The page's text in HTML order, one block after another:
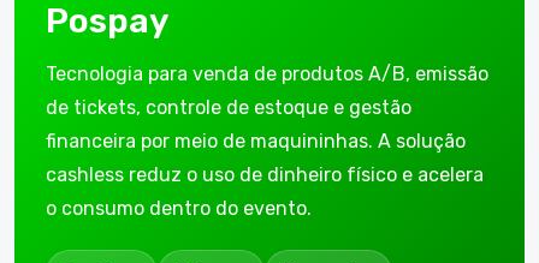
Pospay
Tecnologia para venda de produtos A/B, emissão
de tickets, controle de estoque e gestão
financeira por meio de maquininhas. A solução
cashless reduz o uso de dinheiro físico e acelera
o consumo dentro do evento.